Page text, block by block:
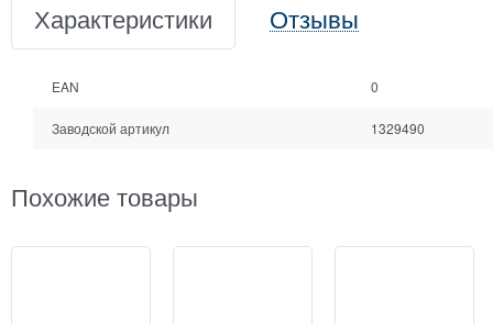
Характеристики Отзывы
EAN 0
Заводской артикул 1329490
Похожие товары